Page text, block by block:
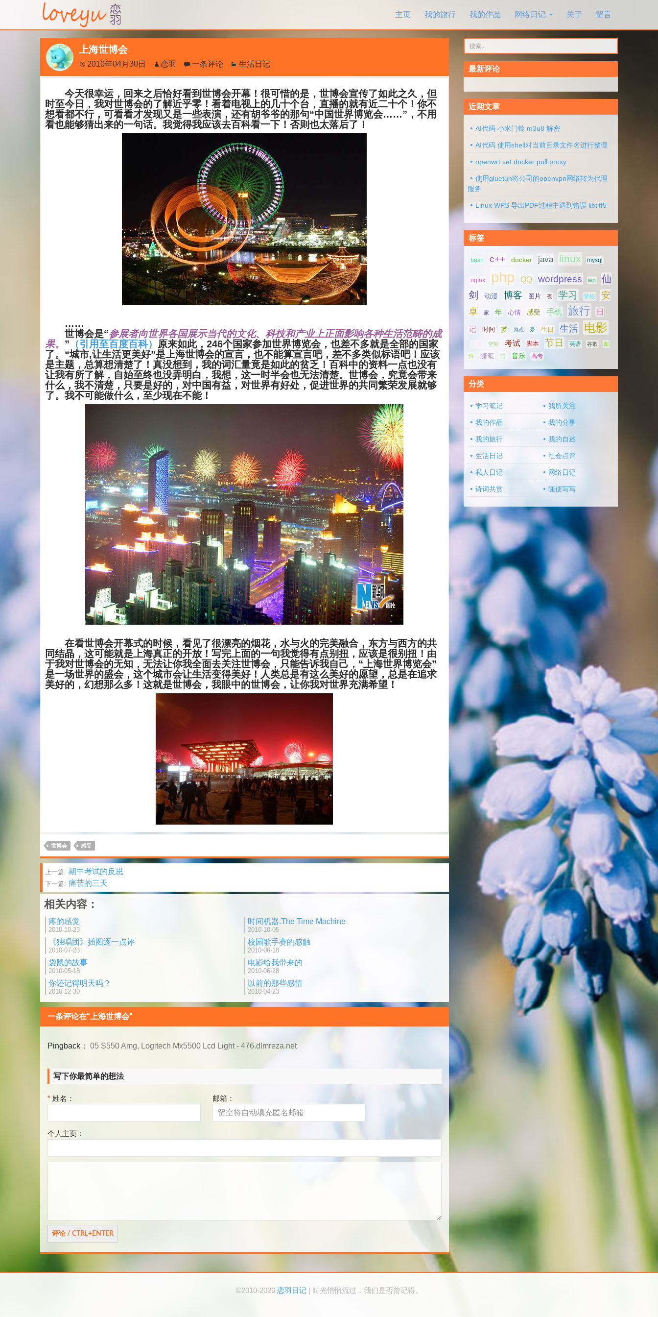
主页
我的旅行 我的作品 网络日记 关于 留言
上海世博会
2010年04月30日 恋羽 一条评论 生活日记
今天很幸运，回来之后恰好看到世博会开幕！很可惜的是，世博会宣传了如此之久，但
时至今日，我对世博会的了解近乎零！看着电视上的几十个台，直播的就有近二十个！你不
想看都不行，可看看才发现又是一些表演，还有胡爷爷的那句“中国世界博览会……”，不用
看也能够猜出来的一句话。我觉得我应该去百科看一下！否则也太落后了！
……
世博会是“参展者向世界各国展示当代的文化、科技和产业上正面影响各种生活范畴的成
果。 ” （引用至百度百科） 原来如此，246个国家参加世界博览会，也差不多就是全部的国家
了。“城市,让生活更美好”是上海世博会的宣言，也不能算宣言吧，差不多类似标语吧！应该
是主题，总算想清楚了！真没想到，我的词汇量竟是如此的贫乏！百科中的资料一点也没有
让我有所了解，自始至终也没弄明白，我想，这一时半会也无法清楚。世博会，究竟会带来
什么，我不清楚，只要是好的，对中国有益，对世界有好处，促进世界的共同繁荣发展就够
了。我不可能做什么，至少现在不能！
在看世博会开幕式的时候，看见了很漂亮的烟花，水与火的完美融合，东方与西方的共
同结晶，这可能就是上海真正的开放！写完上面的一句我觉得有点别扭，应该是很别扭！由
于我对世博会的无知，无法让你我全面去关注世博会，只能告诉我自己，“上海世界博览会”
是一场世界的盛会，这个城市会让生活变得美好！人类总是有这么美好的愿望，总是在追求
美好的，幻想那么多！这就是世博会，我眼中的世博会，让你我对世界充满希望！
世博会 感受
文
章
分
页
上一篇: 期中考试的反思
下一篇: 痛苦的三天
相关内容：
疼的感觉
2010-10-23
时间机器.The Time Machine
2010-10-05
《独唱团》插图逐一点评
2010-07-23
校园歌手赛的感触
2010-06-18
袋鼠的故事
2010-05-18
电影给我带来的
2010-06-28
你还记得明天吗？
2010-12-30
以前的那些感悟
2010-04-23
一条评论在“上海世博会”
Pingback： 05 S550 Amg, Logitech Mx5500 Lcd Light - 476.dlmreza.net
写下你最简单的想法
* 姓名： 邮箱：
个人主页：
索：
最新评论
近期文章
AI代码 小米门铃 m3u8 解密
AI代码 使用shell对当前目录文件名进行整理
openwrt set docker pull proxy
使用gluetun将公司的openvpn网络转为代理
服务
Linux WPS 导出PDF过程中遇到错误 libtiff5
标签
bash c++ docker java linux mysql
nginx php QQ wordpress wp
仙
剑
动漫 博客 图片 夜 学习 学校
安
卓
家 年 心情 感受 手机 旅行 日
记 时间 梦 游戏 爱 生日 生活 电影
空间 考试 脚本 节日 英语 谷歌 邮
件 随笔 雪 音乐 高考
分类
学习笔记 我所关注
我的作品 我的分享
我的旅行 我的自述
生活日记 社会点评
私人日记 网络日记
诗词共赏 随便写写
©2010-2026 恋羽日记 | 时光悄悄流过，我们是否曾记得。